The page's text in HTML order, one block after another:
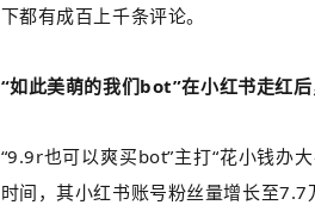
下都有成百上千条评论。
“如此美萌的我们bot”在小红书走红
“9.9r也可以爽买bot”主打“花小钱办
时间，其小红书账号粉丝量增长至7.7